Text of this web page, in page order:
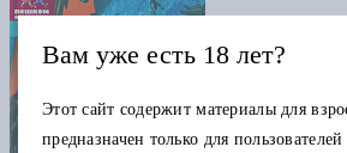
Вам уже есть 18 лет?
Этот сайт содержит материалы для
предназначен только для